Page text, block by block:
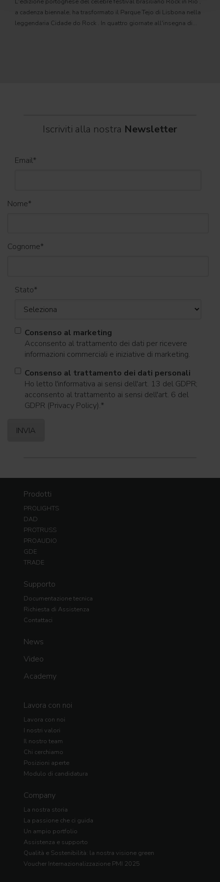
a cadenza biennale, ha trasformato il Parque Tejo di Lisbona nella
leggendaria Cidade do Rock . In quattro giornate all'insegna di
Iscriviti alla nostra Newsletter
Email*
Nome*
Cognome*
Stato*
Consenso al marketing
Acconsento al trattamento dei dati per ricevere
informazioni commerciali e iniziative di marketing.
Consenso al trattamento dei dati personali
Ho letto l'informativa ai sensi dell'art. 13 del GDPR;
acconsento al trattamento ai sensi dell'art. 6 del
GDPR (Privacy Policy).*
Prodotti
PROLIGHTS
DAD
PROTRUSS
PROAUDIO
GDE
TRADE
Supporto
Documentazione tecnica
Richiesta di Assistenza
Contattaci
News
Video
Academy
Lavora con noi
Lavora con noi
I nostri valori
Il nostro team
Chi cerchiamo
Posizioni aperte
Modulo di candidatura
Company
La nostra storia
La passione che ci guida
Un ampio portfolio
Assistenza e supporto
Qualità e Sostenibilità: la nostra visione green
Voucher Internazionalizzazione PMI 2025